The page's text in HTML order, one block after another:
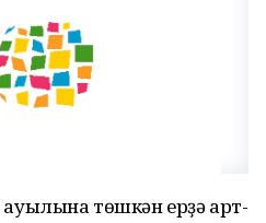
ауылына төшкән ерҙә арт-